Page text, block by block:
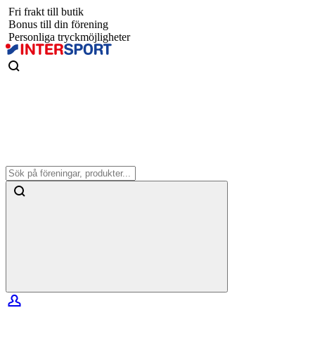
Fri frakt till butik
Bonus till din förening
Personliga tryckmöjligheter